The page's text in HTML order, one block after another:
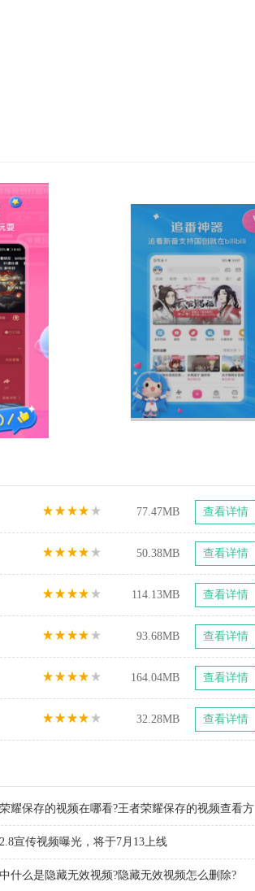
77.47MB 查看详情
50.38MB 查看详情
114.13MB 查看详情
93.68MB 查看详情
164.04MB 查看详情
32.28MB 查看详情
耀保存的视频在哪看?王者荣耀保存的视频查看方
宣传视频曝光，将于7月13上线
什么是隐藏无效视频?隐藏无效视频怎么删除?